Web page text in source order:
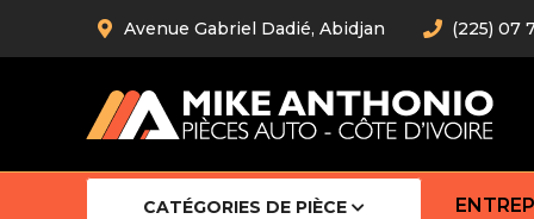
Avenue Gabriel Dadié, Abidjan (225) 07
CATÉGORIES DE PIÈCE